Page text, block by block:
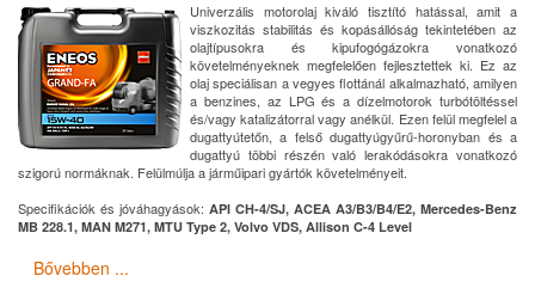
Univerzális motorolaj kiváló tisztító hatással, amit a
viszkozitás stabilitás és kopásállóság tekintetében az
olajtípusokra és kipufogógázokra vonatkozó
követelményeknek megfelelően fejlesztettek ki. Ez az
olaj speciálisan a vegyes flottánál alkalmazható, amilyen
a benzines, az LPG és a dízelmotorok turbótöltéssel
és/vagy katalizátorral vagy anélkül. Ezen felül megfelel a
dugattyútetőn, a felső dugattyúgyűrű-horonyban és a
dugattyú többi részén való lerakódásokra vonatkozó
szigorú normáknak. Felülmúlja a járműipari gyártók követelményeit.
Specifikációk és jóváhagyások: API CH-4/SJ, ACEA A3/B3/B4/E2, Mercedes-Benz
MB 228.1, MAN M271, MTU Type 2, Volvo VDS, Allison C-4 Level
Bővebben ...